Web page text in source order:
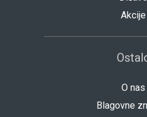
Akcije
O nas
Blagovne